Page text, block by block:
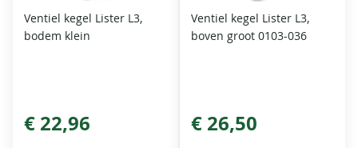
Ventiel kegel Lister L3,
bodem klein
€ 22,96
Ventiel kegel Lister L3,
boven groot 0103-036
€ 26,50